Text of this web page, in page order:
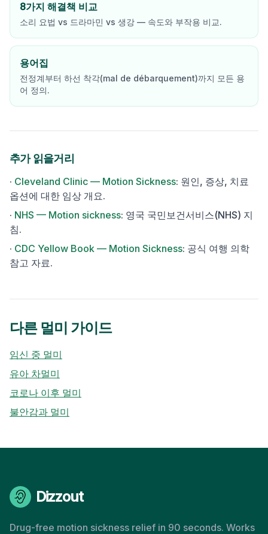
8가지 해결책 비교
소리 요법 vs 드라마민 vs 생강 — 속도와 부작용 비교.
용어집
전정계부터 하선 착각(mal de débarquement)까지 모든 용
어 정의.
추가 읽을거리
· Cleveland Clinic — Motion Sickness: 원인, 증상, 치료
옵션에 대한 임상 개요.
· NHS — Motion sickness: 영국 국민보건서비스(NHS) 지
침.
· CDC Yellow Book — Motion Sickness: 공식 여행 의학
참고 자료.
다른 멀미 가이드
임신 중 멀미
유아 차멀미
코로나 이후 멀미
불안감과 멀미
Dizzout
Drug-free motion sickness relief in 90 seconds. Works